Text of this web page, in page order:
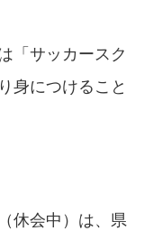
「サッカースク
身につけること
休会中）は、県